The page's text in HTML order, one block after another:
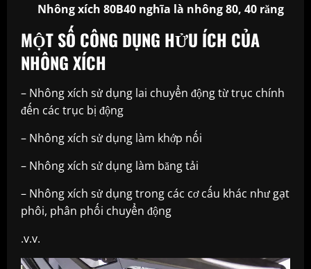
Nhông xích 80B40 nghĩa là nhông 80, 40 răng
MỘT SỐ CÔNG DỤNG HỬU ÍCH CỦA
NHÔNG XÍCH
– Nhông xích sử dụng lai chuyển động từ trục chính
đến các trục bị động
– Nhông xích sử dụng làm khớp nối
– Nhông xích sử dụng làm băng tải
– Nhông xích sử dụng trong các cơ cấu khác như gạt
phôi, phân phối chuyển động
.v.v.